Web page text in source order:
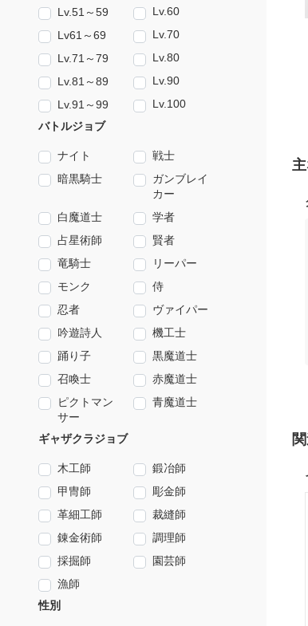
Lv.51～59
Lv.60
Lv61～69
Lv.70
Lv.71～79
Lv.80
Lv.81～89
Lv.90
Lv.91～99
Lv.100
バトルジョブ
ナイト
戦士
暗黒騎士
ガンブレイ
カー
白魔道士
学者
占星術師
賢者
竜騎士
リーパー
モンク
侍
忍者
ヴァイパー
吟遊詩人
機工士
踊り子
黒魔道士
召喚士
赤魔道士
ピクトマン
サー
青魔道士
ギャザクラジョブ
木工師
鍛冶師
甲冑師
彫金師
革細工師
裁縫師
錬金術師
調理師
採掘師
園芸師
漁師
性別